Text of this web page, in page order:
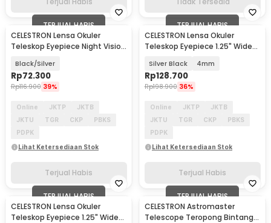
TERJUAL HABIS
CELESTRON Lensa Okuler
Teleskop Eyepiece Night Vision
Black/Silver
Rp72.300
Rp116.900 39%
Online JKTP
JKTB
JKTU
TGR CKP
PBKS
PDPK
Lihat Ketersediaan Stok
Terjual Habis
TERJUAL HABIS
CELESTRON Lensa Okuler
Teleskop Eyepiece 1.25" Wide
Silver Black 4mm
Rp128.700
Rp198.900 36%
Online JKTP
JKTB
JKTU
TGR CKP
PBKS
PDPK
Lihat Ketersediaan Stok
Terjual Habis
TERJUAL HABIS
CELESTRON Lensa Okuler
Teleskop Eyepiece 1.25" Wide
TERJUAL HABIS
CELESTRON Astromaster
Telescope Teropong Bintang